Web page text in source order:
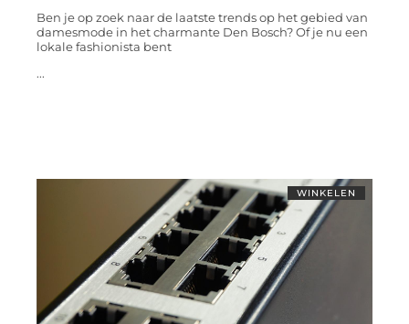
Ben je op zoek naar de laatste trends op het gebied van
damesmode in het charmante Den Bosch? Of je nu een
lokale fashionista bent
...
WINKELEN